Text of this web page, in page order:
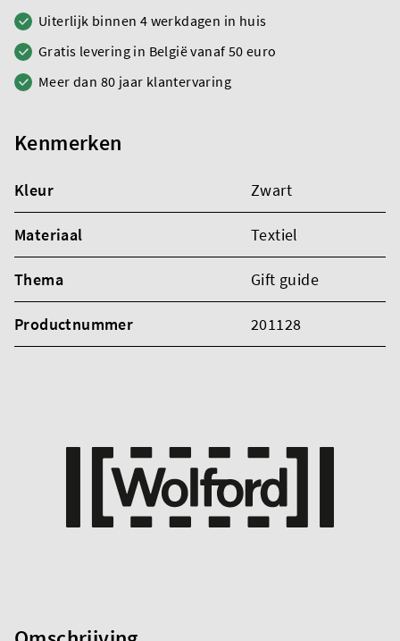
Uiterlijk binnen 4 werkdagen in huis
Gratis levering in België vanaf 50 euro
Meer dan 80 jaar klantervaring
Kenmerken
Kleur Zwart
Materiaal Textiel
Thema Gift guide
Productnummer 201128